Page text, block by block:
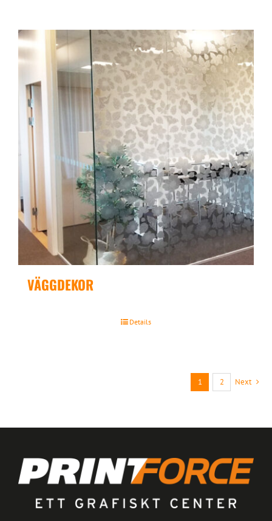
VÄGGDEKOR
Details
1 2 Next